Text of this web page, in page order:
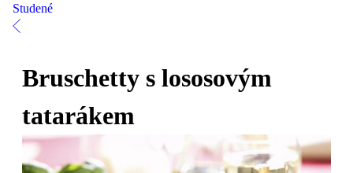
Studené
Bruschetty s lososovým
tatarákem